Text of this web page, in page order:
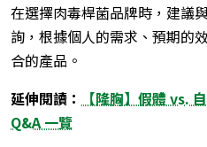
在選擇肉毒桿菌品牌時，建議
詢，根據個人的需求、預期的
合的產品。
延伸閱讀：
【隆胸】假體 vs.
Q&A 一覽